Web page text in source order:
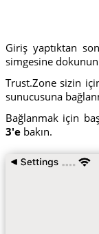
Giriş yaptıktan
simgesine
Trust.Zone sizin
sunucusuna
Bağlanmak için
3'ebakın.